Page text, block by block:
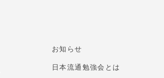
お知らせ
日本流通勉強会とは